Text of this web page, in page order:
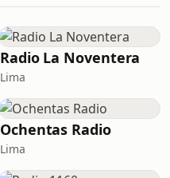
Radio La Noventera
Lima
Ochentas Radio
Lima